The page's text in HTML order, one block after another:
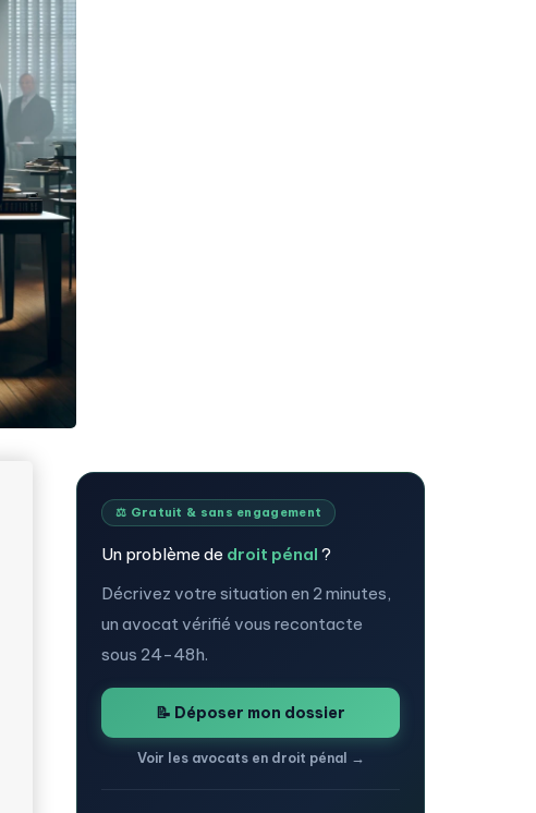
⚖️ Gratuit & sans engagement
Un problème de droit pénal ?
Décrivez votre situation en 2 minutes,
un avocat vérifié vous recontacte
sous 24-48h.
📝 Déposer mon dossier
Voir les avocats en droit pénal →